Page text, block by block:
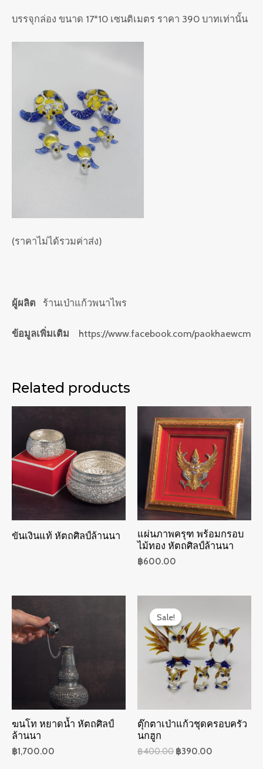
บรรจุกล่อง ขนาด 17*10 เซนติเมตร ราคา 390 บาทเท่านั้น
(ราคาไม่ได้รวมค่าส่ง)
ผู้ผลิต ร้านเป่าแก้วพนาไพร
ข้อมูลเพิ่มเติม https://www.facebook.com/paokhaewcm
Related products
ขันเงินแท้ หัตถศิลป์ล้านนา
แผ่นภาพครุฑ พร้อมกรอบ
ไม้ทอง หัตถศิลป์ล้านนา
฿600.00
ฆนโท หยาดน้ำ หัตถศิลป์
ล้านนา
฿1,700.00
Sale!
Sale!
ตุ๊กตาเป่าแก้วชุดครอบครัว
นกฮูก
฿400.00 ฿390.00